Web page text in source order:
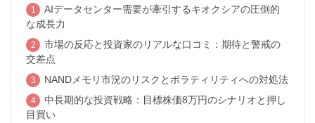
AIデータセンター需要が牽引するキオクシアの圧倒的
な成長力
市場の反応と投資家のリアルな口コミ：期待と警戒の
交差点
NANDメモリ市況のリスクとボラティリティへの対処法
中長期的な投資戦略：目標株価8万円のシナリオと押し
目買い